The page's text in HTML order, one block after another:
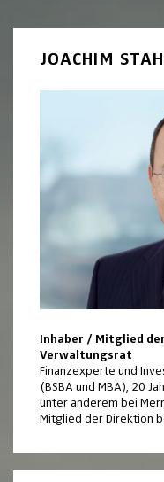
JOACHIM
Inhaber / Mitglied
Verwaltungsrat
Finanzexperte und
(BSBA und MBA), 20
unter anderem bei
Mitglied der Direktion